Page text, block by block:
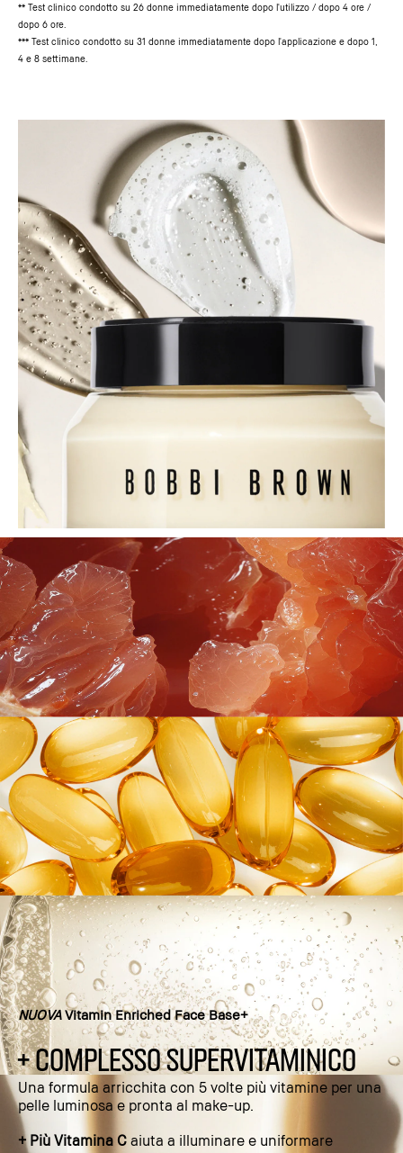
** Test clinico condotto su 26 donne immediatamente dopo l'utilizzo / dopo 4 ore /
dopo 6 ore.
*** Test clinico condotto su 31 donne immediatamente dopo l'applicazione e dopo 1,
4 e 8 settimane.
NUOVAVitamin Enriched Face Base+
+ COMPLESSO SUPERVITAMINICO
Una formula arricchita con 5 volte più vitamine per una
pelle luminosa e pronta al make-up.
+ Più Vitamina C aiuta a illuminare e uniformare